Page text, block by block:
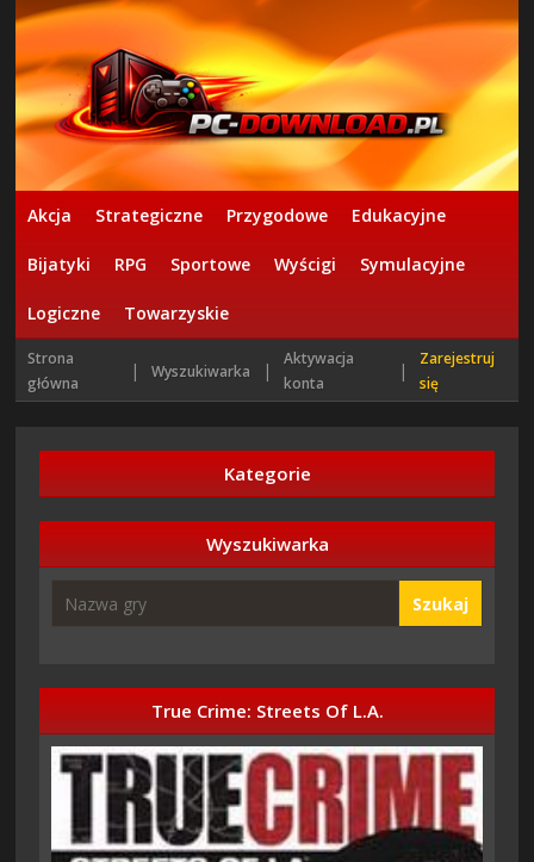
Akcja Strategiczne Przygodowe Edukacyjne
Bijatyki RPG Sportowe Wyścigi Symulacyjne
Logiczne Towarzyskie
Strona
główna
| Wyszukiwarka |
Aktywacja
konta
|
Zarejestruj
się
Kategorie
Wyszukiwarka
Szukaj
True Crime: Streets Of L.A.